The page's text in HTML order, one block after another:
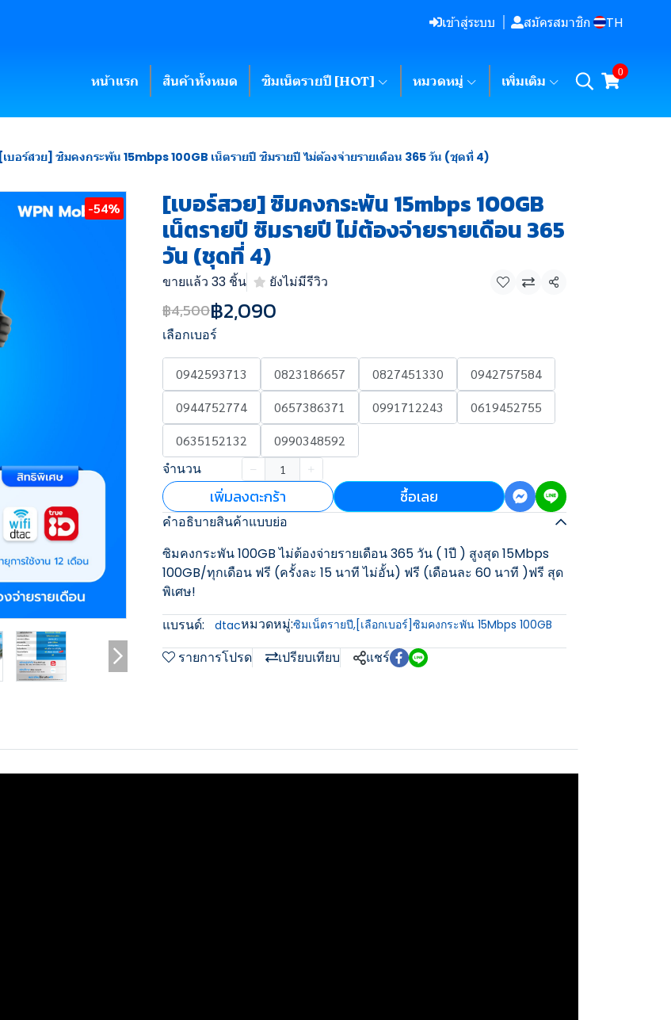
เข้าสู่ระบบ สมัครสมาชิก TH
หน้าแรก สินค้าทั้งหมด ซิมเน็ตรายปี [HOT] หมวดหมู่ เพิ่มเติม
0
[เบอร์สวย] ซิมคงกระพัน 15mbps 100GB เน็ตรายปี ซิมรายปี ไม่ต้องจ่ายรายเดือน 365 วัน (ชุดที่ 4)
-54% [เบอร์สวย] ซิมคงกระพัน 15mbps 100GB
เน็ตรายปี ซิมรายปี ไม่ต้องจ่ายรายเดือน 365
วัน (ชุดที่ 4)
ขายแล้ว 33 ชิ้น ยังไม่มีรีวิว
แชร์
฿4,500฿2,090
เลือกเบอร์
0942593713 0823186657 0827451330
0942757584
0944752774
0657386371 0991712243
0619452755
0635152132
0990348592
จำนวน
เพิ่มลงตะกร้า ซื้อเลย
คำอธิบายสินค้าแบบย่อ
ซิมคงกระพัน 100GB ไม่ต้องจ่ายรายเดือน 365 วัน ( 1ปี ) สูงสุด 15Mbps
100GB/ทุกเดือน ฟรี (ครั้งละ 15 นาที ไม่อั้น) ฟรี (เดือนละ 60 นาที )ฟรี สุด
พิเศษ!
แบรนด์:
dtacหมวดหมู่:ซิมเน็ตรายปี,[เลือกเบอร์]ซิมคงกระพัน 15Mbps 100GB
รายการโปรด เปรียบเทียบ แชร์